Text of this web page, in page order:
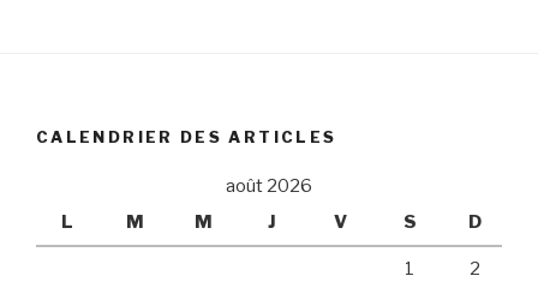
CALENDRIER DES ARTICLES
août 2026
L
M M J V S D
1 2